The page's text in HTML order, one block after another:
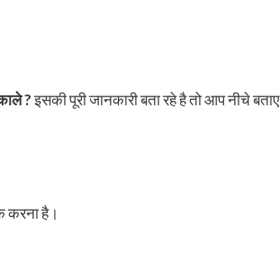
?इसकी पूरी जानकारी बता रहे है तो आप नीचे बताए
करना है।